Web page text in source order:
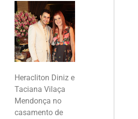
Heracliton Diniz e
Taciana Vilaça
Mendonça no
casamento de